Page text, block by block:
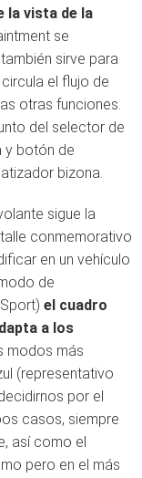
la vista de la
se
sirve para
el flujo de
otras funciones.
del selector de
y botón de
bizona.
sigue la
conmemorativo
en un vehículo
de
el cuadro
a los
modos más
(representativo
por el
casos, siempre
así como el
pero en el más